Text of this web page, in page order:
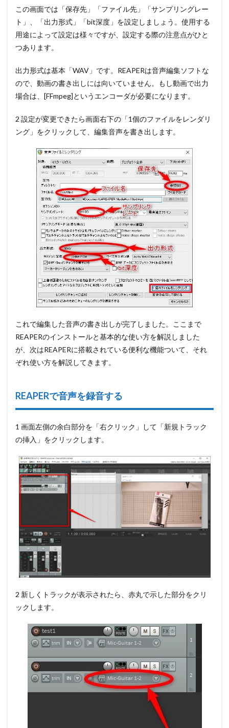
この画面では「保存先」「ファイル先」「サンプリングレー
ト」、「出力形式」「bit深度」を設定しましょう。使用する
用途によって設定は様々ですが、設定する際の注意点がひと
つあります。
出力形式は基本「WAV」です。REAPERは音声編集ソフトな
ので、動画の書き出しには向いていません。もし動画で出力
場合は、[FFmpeg]というエンコーダが必要になります。
2 設定が変更できたら画面右下の 「1個のファイルをレンダリ
ング」をクリック して、編集音声を書き出します。
これで編集した音声の書き出しが完了しました。ここまで
REAPERのインストールと基本的な使い方を解説しました
が、次はREAPERに搭載されている便利な機能ついて、それ
ぞれ使い方を解説してきます。
REAPERで音声を録音する
1 画面左側の余白部分を 「右クリック」して「新規トラック
の挿入」 をクリックします。
2 新しくトラックが表示されたら、 赤丸で示した部分をクリ
ック します。